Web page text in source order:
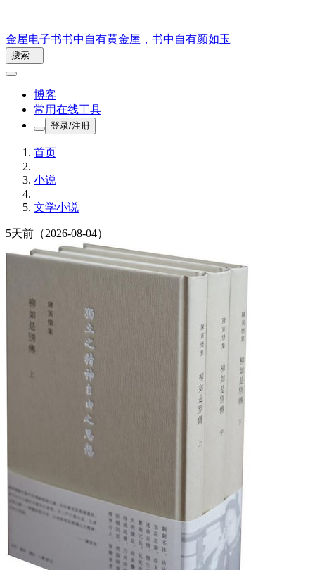
金屋电子书书中自有黄金屋，书中自有颜如玉
搜索...
博客
常用在线工具
登录/注册
首页
小说
文学小说
5天前 （2026-08-04）